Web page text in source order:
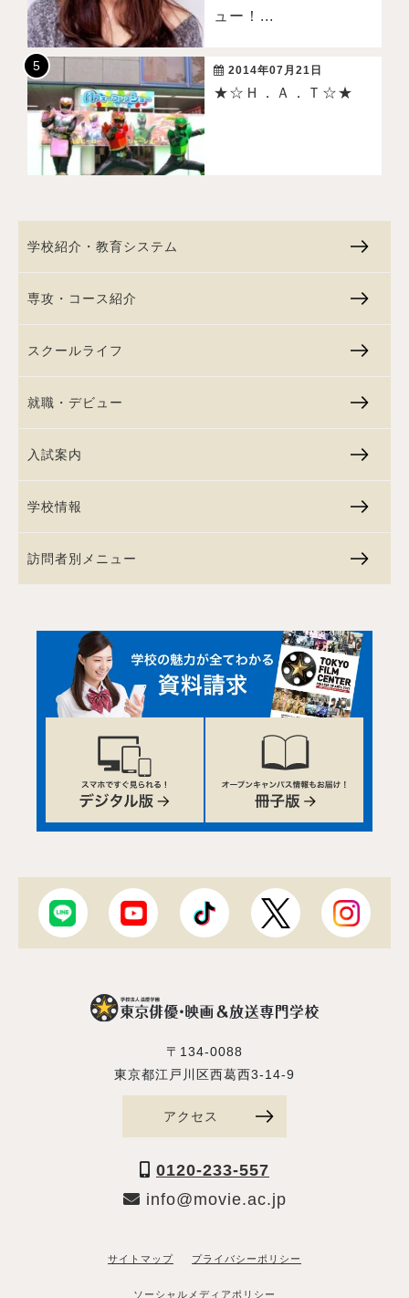
ュー！...
2014年07月21日
★☆Ｈ．Ａ．Ｔ☆★
学校紹介・教育システム
専攻・コース紹介
スクールライフ
就職・デビュー
入試案内
学校情報
訪問者別メニュー
〒134-0088
東京都江戸川区西葛西3-14-9
アクセス
0120-233-557
info@movie.ac.jp
サイトマップ プライバシーポリシー
ソーシャルメディアポリシー